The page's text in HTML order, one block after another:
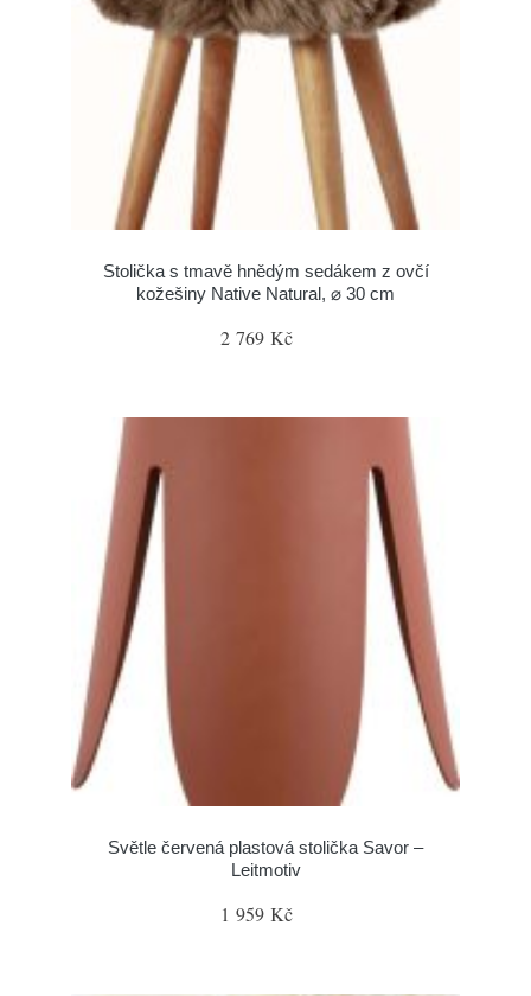
Stolička s tmavě hnědým sedákem z ovčí
kožešiny Native Natural, ⌀ 30 cm
2 769 Kč
Světle červená plastová stolička Savor –
Leitmotiv
1 959 Kč